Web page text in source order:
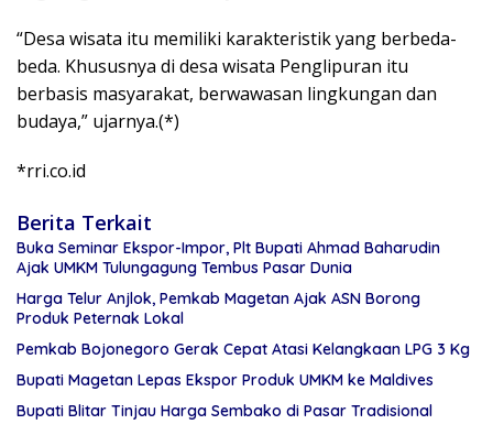
“Desa wisata itu memiliki karakteristik yang berbeda-
beda. Khususnya di desa wisata Penglipuran itu
berbasis masyarakat, berwawasan lingkungan dan
budaya,” ujarnya.(*)
*rri.co.id
Berita Terkait
Buka Seminar Ekspor-Impor, Plt Bupati Ahmad Baharudin
Ajak UMKM Tulungagung Tembus Pasar Dunia
Harga Telur Anjlok, Pemkab Magetan Ajak ASN Borong
Produk Peternak Lokal
Pemkab Bojonegoro Gerak Cepat Atasi Kelangkaan LPG 3 Kg
Bupati Magetan Lepas Ekspor Produk UMKM ke Maldives
Bupati Blitar Tinjau Harga Sembako di Pasar Tradisional